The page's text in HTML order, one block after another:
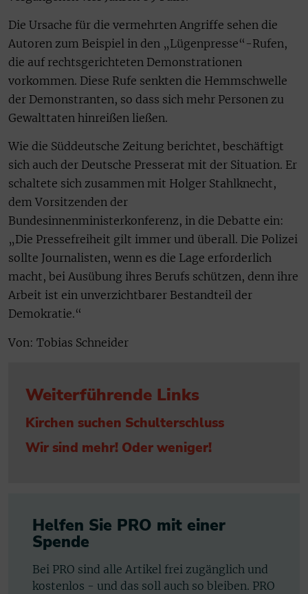
Die Ursache für die vermehrten Angriffe sehen die
Autoren zum Beispiel in den „Lügenpresse“-Rufen,
die auf rechtsgerichteten Demonstrationen
vorkommen. Diese Rufe senkten die Hemmschwelle
der Demonstranten, so dass sich mehr Personen zu
Gewalttaten hinreißen ließen.
Wie die Süddeutsche Zeitung berichtet, beschäftigt
sich auch der Deutsche Presserat mit der Situation. Er
schaltete sich zusammen mit Holger Stahlknecht,
dem Vorsitzenden der
Bundesinnenministerkonferenz, in die Debatte ein:
„Die Pressefreiheit gilt immer und überall. Die Polizei
sollte Journalisten, wenn es die Lage erforderlich
macht, bei Ausübung ihres Berufs schützen, denn ihre
Arbeit ist ein unverzichtbarer Bestandteil der
Demokratie.“
Von: Tobias Schneider
Weiterführende Links
Kirchen suchen Schulterschluss
Wir sind mehr! Oder weniger!
Helfen Sie PRO mit einer
Spende
Bei PRO sind alle Artikel frei zugänglich und
kostenlos - und das soll auch so bleiben. PRO